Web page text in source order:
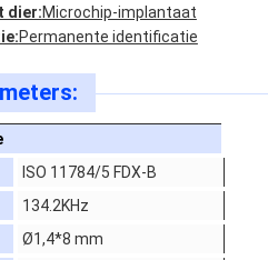
dier:Microchip-implantaat
Permanente identificatie
ISO 11784/5 FDX-B
134.2KHz
Ø1,4*8 mm